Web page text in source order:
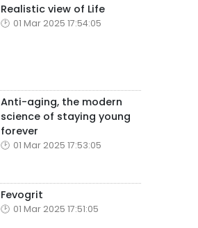
Realistic view of Life
01 Mar 2025 17:54:05
Anti-aging, the modern
science of staying young
forever
01 Mar 2025 17:53:05
Fevogrit
01 Mar 2025 17:51:05